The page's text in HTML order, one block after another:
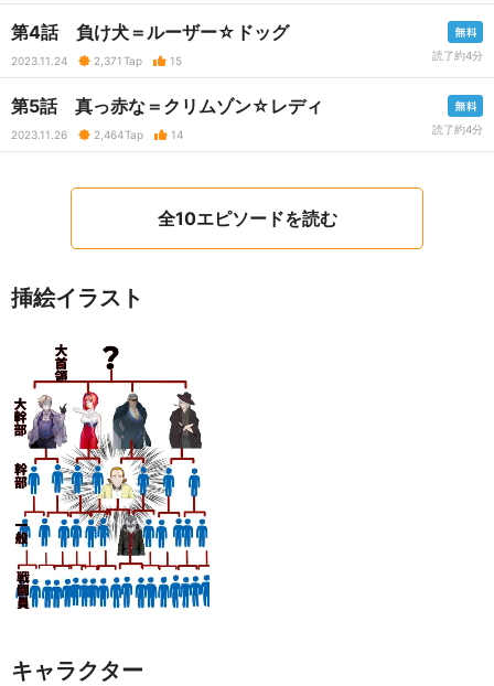
第4話 負け犬＝ルーザー☆ドッグ
2023.11.24 2,371Tap 15 読了約4分
第5話 真っ赤な＝クリムゾン☆レディ
2023.11.26 2,464Tap 14 読了約4分
全10エピソードを読む
挿絵イラスト
キャラクター